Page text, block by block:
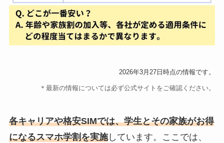
2026年3月27日時点の情報です。
＊最新の情報については必ず公式サイトをご確認ください。
各キャリアや格安SIMでは、学生とその家族がお得
になるスマホ学割を実施しています。ここでは、